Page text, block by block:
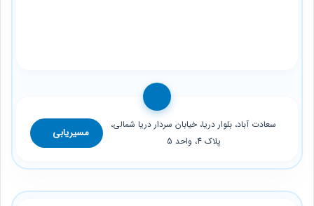
سعادت آباد، بلوار دریا، خیابان سردار دریا شمالی،
پلاک 4، واحد 5
مسیریابی